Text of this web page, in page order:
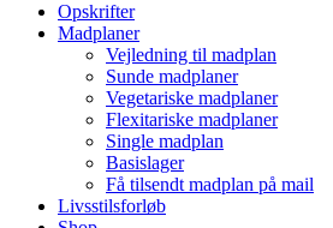
Opskrifter
Madplaner
Vejledning til madplan
Sunde madplaner
Vegetariske madplaner
Flexitariske madplaner
Single madplan
Basislager
Få tilsendt madplan på mail
Livsstilsforløb